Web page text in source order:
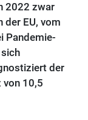
2022 zwar
der EU, vom
Pandemie-
der
von 10,5